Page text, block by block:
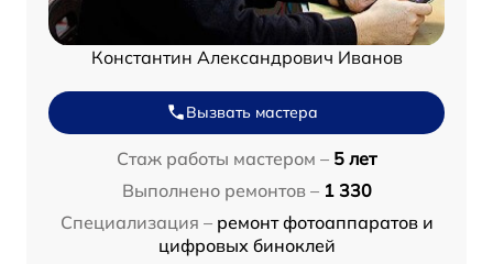
Константин Александрович Иванов
Вызвать мастера
Стаж работы мастером – 5 лет
Выполнено ремонтов – 1 330
Специализация – ремонт фотоаппаратов и
цифровых биноклей